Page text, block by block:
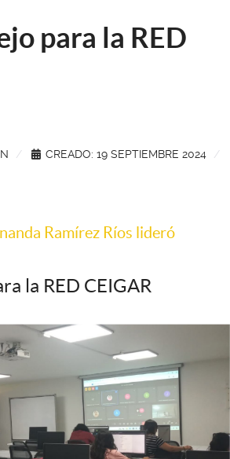
para la RED
CREADO: 19 SEPTIEMBRE 2024
Ramírez Ríos lideró
la RED CEIGAR